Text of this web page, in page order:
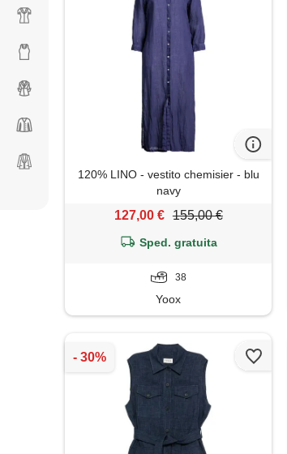
120% LINO - vestito chemisier - blu
navy
127,00 € 155,00 €
Sped. gratuita
38
Yoox